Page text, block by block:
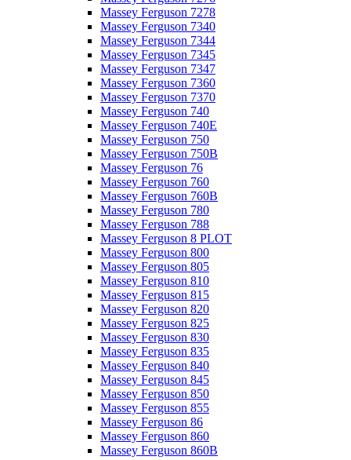
Massey Ferguson 7278
Massey Ferguson 7340
Massey Ferguson 7344
Massey Ferguson 7345
Massey Ferguson 7347
Massey Ferguson 7360
Massey Ferguson 7370
Massey Ferguson 740
Massey Ferguson 740E
Massey Ferguson 750
Massey Ferguson 750B
Massey Ferguson 76
Massey Ferguson 760
Massey Ferguson 760B
Massey Ferguson 780
Massey Ferguson 788
Massey Ferguson 8 PLOT
Massey Ferguson 800
Massey Ferguson 805
Massey Ferguson 810
Massey Ferguson 815
Massey Ferguson 820
Massey Ferguson 825
Massey Ferguson 830
Massey Ferguson 835
Massey Ferguson 840
Massey Ferguson 845
Massey Ferguson 850
Massey Ferguson 855
Massey Ferguson 86
Massey Ferguson 860
Massey Ferguson 860B